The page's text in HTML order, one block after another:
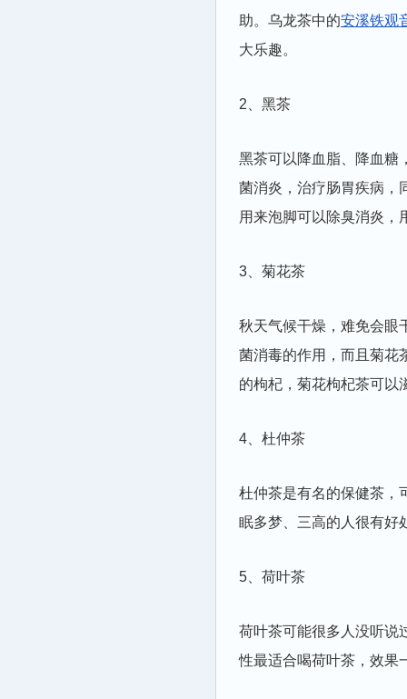
助。乌龙茶中的安溪铁观
大乐趣。
2、黑茶
黑茶可以降血脂、降血糖
菌消炎，治疗肠胃疾病，
用来泡脚可以除臭消炎，
3、菊花茶
秋天气候干燥，难免会眼
菌消毒的作用，而且菊花
的枸杞，菊花枸杞茶可以
4、杜仲茶
杜仲茶是有名的保健茶，
眠多梦、三高的人很有好
5、荷叶茶
荷叶茶可能很多人没听说
性最适合喝荷叶茶，效果